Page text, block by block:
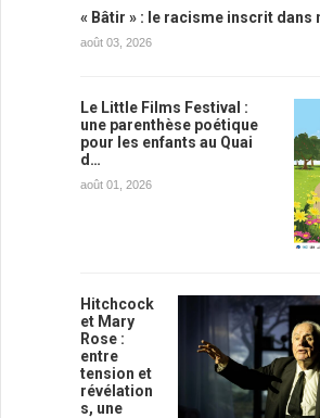
« Bâtir » : le racisme inscrit dans
août 03, 2026
Le Little Films Festival :
une parenthèse poétique
pour les enfants au Quai
d…
août 01, 2026
Hitchcock
et Mary
Rose :
entre
tension et
révélation
s, une